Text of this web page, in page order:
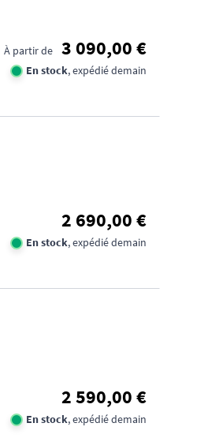
À partir de 3 090,00 €
En stock, expédié demain
2 690,00 €
En stock, expédié demain
2 590,00 €
En stock, expédié demain